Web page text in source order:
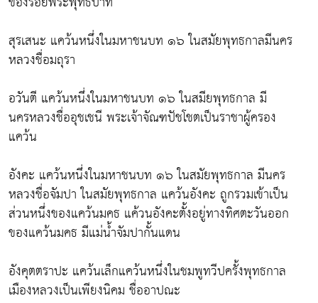
สุรเสนะ แคว้นหนึ่งในมหาชนบท ๑๖ ในสมัยพุทธกาลมีนคร
หลวงชื่อมถุรา
อวันตี แคว้นหนึ่งในมหาชนบท ๑๖ ในสมียพุทธกาล มี
นครหลวงชื่ออุชเชนี พระเจ้าจัณฑปัชโชตเป็นราชาผู้ครอง
แคว้น
อังคะ แคว้นหนึ่งในมหาชนบท ๑๖ ในสมัยพุทธกาล มีนคร
หลวงชื่อจัมปา ในสมัยพุทธกาล แคว้นอังคะ ถูกรวมเข้าเป็น
ส่วนหนึ่งของแคว้นมคธ แค้วนอังคะตั้งอยู่ทางทิศตะวันออก
ของแคว้นมคธ มีแม่น้ำจัมปากั้นแดน
อังคุตตราปะ แคว้นเล็กแคว้นหนึ่งในชมพูทวีปครั้งพุทธกาล
เมืองหลวงเป็นเพียงนิคม ชื่ออาปณะ